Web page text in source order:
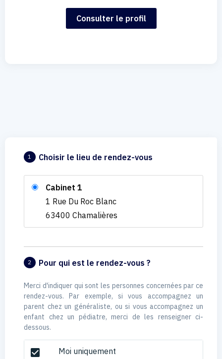
Consulter le profil
1 Choisir le lieu de rendez-vous
Cabinet 1
1 Rue Du Roc Blanc
63400 Chamalières
2 Pour qui est le rendez-vous ?
Merci d'indiquer qui sont les personnes concernées par ce
rendez-vous. Par exemple, si vous accompagnez un
parent chez un généraliste, ou si vous accompagnez un
enfant chez un pédiatre, merci de les renseigner ci-
dessous.
check_box Moi uniquement